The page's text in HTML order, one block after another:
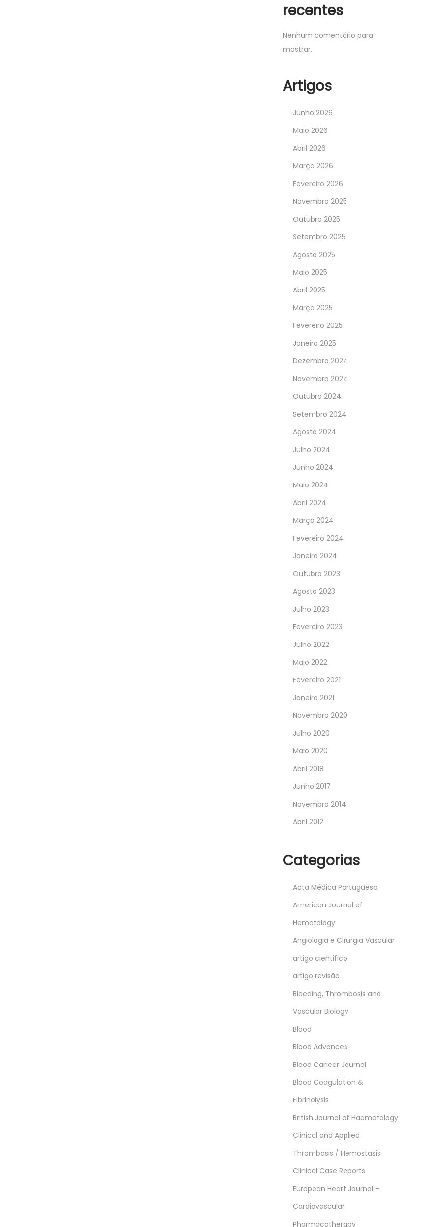
recentes
Nenhum comentário para
mostrar.
Artigos
Junho 2026
Maio 2026
Abril 2026
Março 2026
Fevereiro 2026
Novembro 2025
Outubro 2025
Setembro 2025
Agosto 2025
Maio 2025
Abril 2025
Março 2025
Fevereiro 2025
Janeiro 2025
Dezembro 2024
Novembro 2024
Outubro 2024
Setembro 2024
Agosto 2024
Julho 2024
Junho 2024
Maio 2024
Abril 2024
Março 2024
Fevereiro 2024
Janeiro 2024
Outubro 2023
Agosto 2023
Julho 2023
Fevereiro 2023
Julho 2022
Maio 2022
Fevereiro 2021
Janeiro 2021
Novembro 2020
Julho 2020
Maio 2020
Abril 2018
Junho 2017
Novembro 2014
Abril 2012
Categorias
Acta Médica Portuguesa
American Journal of
Hematology
Angiologia e Cirurgia Vascular
artigo cientifico
artigo revisão
Bleeding, Thrombosis and
Vascular Biology
Blood
Blood Advances
Blood Cancer Journal
Blood Coagulation &
Fibrinolysis
British Journal of Haematology
Clinical and Applied
Thrombosis / Hemostasis
Clinical Case Reports
European Heart Journal –
Cardiovascular
Pharmacotherapy